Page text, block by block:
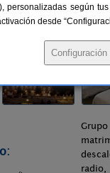
58 km de Córdoba
personalizadas según
desde